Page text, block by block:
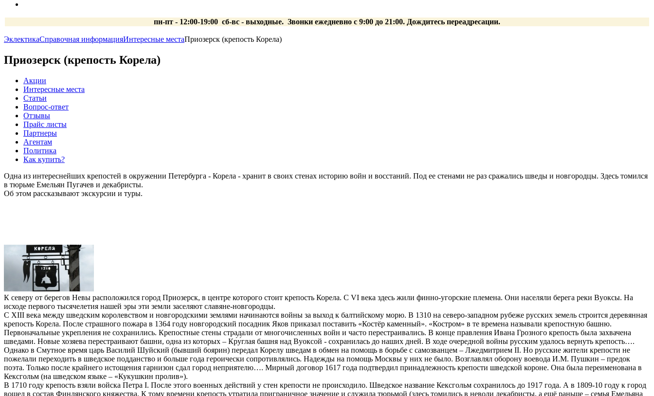
пн-пт - 12:00-19:00 сб-вс - выходные. Звонки ежедневно с 9:00 до 21:00. Дождитесь переадресации.
ЭклектикаСправочная информацияИнтересные местаПриозерск (крепость Корела)
Приозерск (крепость Корела)
Акции
Интересные места
Статьи
Вопрос-ответ
Отзывы
Прайс листы
Партнеры
Агентам
Политика
Как купить?
Одна из интереснейших крепостей в окружении Петербурга - Корела - хранит в своих стенах историю войн и восстаний. Под ее стенами не раз сражались шведы и новгородцы. Здесь томился
в тюрьме Емельян Пугачев и декабристы.
Об этом рассказывают экскурсии и туры.
К северу от берегов Невы расположился город Приозерск, в центре которого стоит крепость Корела. С VI века здесь жили финно-угорские племена. Они населяли берега реки Вуоксы. На
исходе первого тысячелетия нашей эры эти земли заселяют славяне-новгородцы.
C XIII века между шведским королевством и новгородскими землями начинаются войны за выход к балтийскому морю. В 1310 на северо-западном рубеже русских земель строится деревянная
крепость Корела. После страшного пожара в 1364 году новгородский посадник Яков приказал поставить «Костёр каменный». «Костром» в те времена называли крепостную башню.
Первоначальные укрепления не сохранились. Крепостные стены страдали от многочисленных войн и часто перестраивались. В конце правления Ивана Грозного крепость была захвачена
шведами. Новые хозяева перестраивают башни, одна из которых – Кр́у́глая башня над Вуоксой - сохранилась до наших дней. В ходе очередной войны русским удалось вернуть крепость….
Однако в Смутное время царь Василий Шуйский (бывший боярин) передал Корелу шведам в обмен на помощь в борьбе с самозванцем – Лжедмитрием II. Но русские жители крепости не
пожелали переходить в шведское подданство и больше года героически сопротивлялись. Надежды на помощь Москвы у них не было. Возглавлял оборону воевода И.М. Пушкин – предок
поэта. Только после крайнего истощения гарнизон сдал город неприятелю…. Мирный договор 1617 года подтвердил принадлежность крепости шведской короне. Она была переименована в
Кексгольм (на шведском языке – «Кукушкин пролив»).
В 1710 году крепость взяли войска Петра I. После этого военных действий у стен крепости не происходило. Шведское название Кексгольм сохранилось до 1917 года. А в 1809-10 году к город
вошел в состав Финлянского княжества. К тому времени крепость утратила приграничное значение и служила тюрьмой (здесь томились в неволи декабристы, а ещё раньше – семья Емельяна